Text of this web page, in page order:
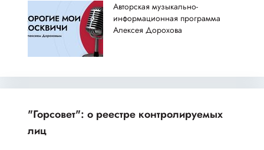
Авторская музыкально-
информационная программа
Алексея Дорохова
"Горсовет": о реестре контролируемых
лиц